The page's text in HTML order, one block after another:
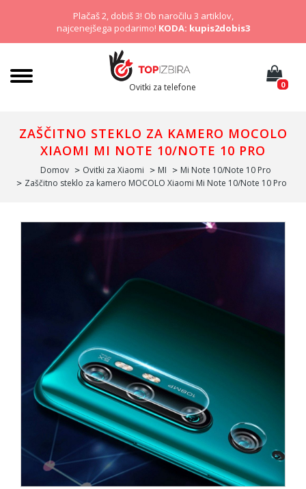
Plačaš 2, dobiš 3! Ob naročilu 3 artiklov,
najcenejšega podarimo! KODA: kupis2dobis3
Ovitki za telefone 0
ZAŠČITNO STEKLO ZA KAMERO MOCOLO
XIAOMI MI NOTE 10/NOTE 10 PRO
Domov Ovitki za Xiaomi MI
Mi Note 10/Note 10 Pro
Zaščitno steklo za kamero MOCOLO Xiaomi Mi Note 10/Note 10 Pro